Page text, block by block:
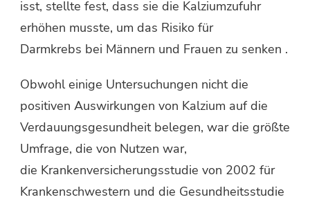
isst, stellte fest, dass sie die Kalziumzufuhr
erhöhen musste, um das Risiko für
Darmkrebs bei Männern und Frauen zu senken .
Obwohl einige Untersuchungen nicht die
positiven Auswirkungen von Kalzium auf die
Verdauungsgesundheit belegen, war die größte
Umfrage, die von Nutzen war,
die Krankenversicherungsstudie von 2002 für
Krankenschwestern und die Gesundheitsstudie